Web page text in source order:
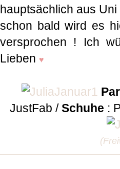
hauptsächlich aus
schon bald wird es
versprochen ! Ich
Lieben ♥
JustFab /Schuhe :